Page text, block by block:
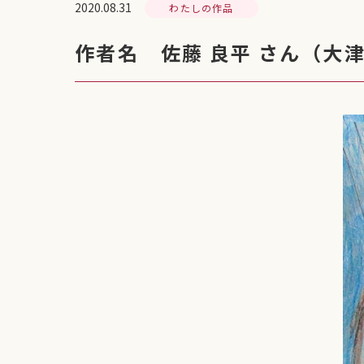
2020.08.31 わたしの作品
作者名 佐藤 良平 さん（大